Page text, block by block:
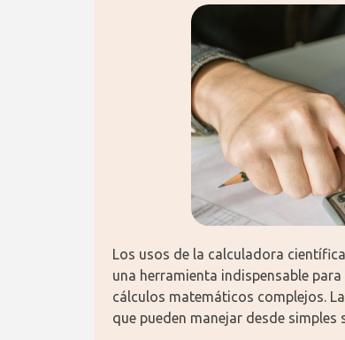
Los usos de la calculadora
una herramienta indispensable
cálculos matemáticos complejos.
que pueden manejar desde